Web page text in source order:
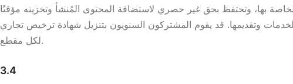
بها، وتحتفظ بحق غير حصري لاستضافة المحتوى المُنشأ وتخزينه مؤقتًا
وتقديمها. قد يقوم المشتركون السنويون بتنزيل شهادة ترخيص تجاري
لكل مقطع.
3.4